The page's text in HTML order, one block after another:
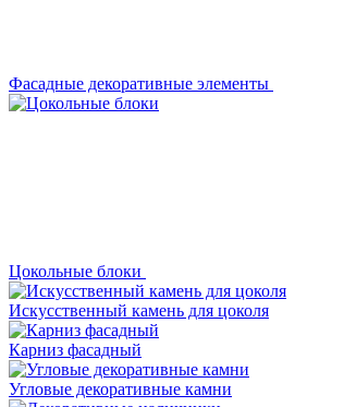
Фасадные декоративные элементы
Цокольные блоки
Искусственный камень для цоколя
Карниз фасадный
Угловые декоративные камни